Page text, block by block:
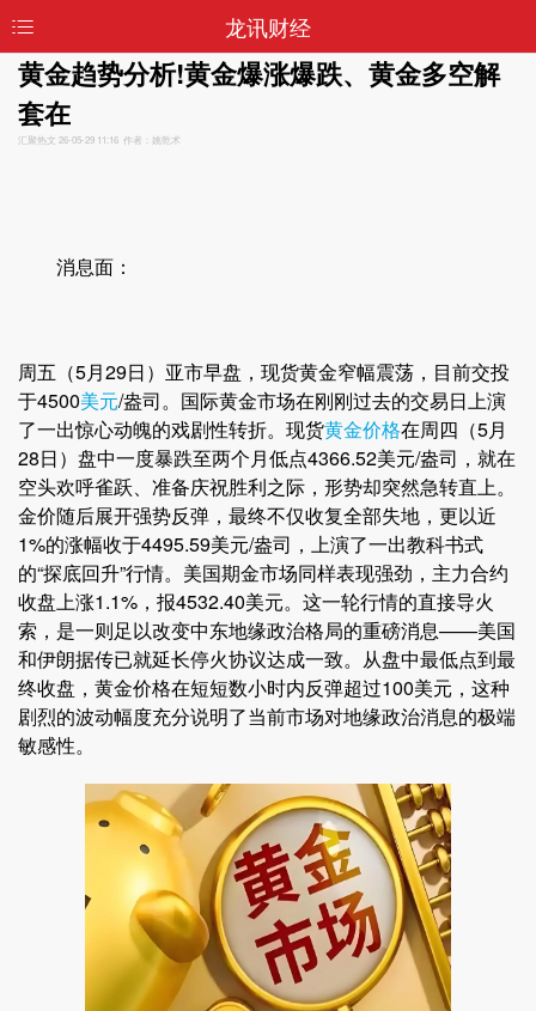
龙讯财经
黄金趋势分析!黄金爆涨爆跌、黄金多空解
套在
汇聚热文 26-05-29 11:16 作者：姚乾术
消息面：
周五（5月29日）亚市早盘，现货黄金窄幅震荡，目前交投
于4500美元/盎司。国际黄金市场在刚刚过去的交易日上演
了一出惊心动魄的戏剧性转折。现货黄金价格在周四（5月
28日）盘中一度暴跌至两个月低点4366.52美元/盎司，就在
空头欢呼雀跃、准备庆祝胜利之际，形势却突然急转直上。
金价随后展开强势反弹，最终不仅收复全部失地，更以近
1%的涨幅收于4495.59美元/盎司，上演了一出教科书式
的“探底回升”行情。美国期金市场同样表现强劲，主力合约
收盘上涨1.1%，报4532.40美元。这一轮行情的直接导火
索，是一则足以改变中东地缘政治格局的重磅消息——美国
和伊朗据传已就延长停火协议达成一致。从盘中最低点到最
终收盘，黄金价格在短短数小时内反弹超过100美元，这种
剧烈的波动幅度充分说明了当前市场对地缘政治消息的极端
敏感性。